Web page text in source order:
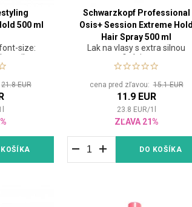
500 ml
size:
so silnou
size:
ktorý je
vlasom
fixáciu so
span>
21.8 EUR
KOŠÍKA
Schwarzkopf Professional
Osis+ Session Extreme Hold
Hair Spray 500 ml
Lak na vlasy s extra silnou
fixáciou
cena pred zľavou:15.1 EUR
11.9 EUR
23.8 EUR/1
ZĽAVA 21%
DO KOŠÍKA